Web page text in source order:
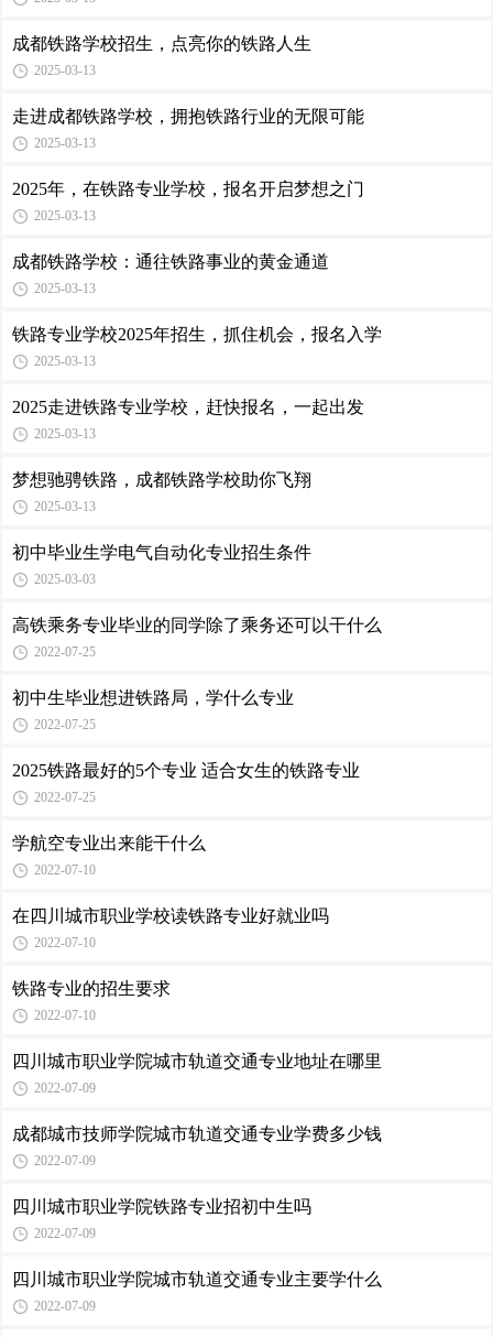
成都铁路学校招生，点亮你的铁路人生
2025-03-13
走进成都铁路学校，拥抱铁路行业的无限可能
2025-03-13
2025年，在铁路专业学校，报名开启梦想之门
2025-03-13
成都铁路学校：通往铁路事业的黄金通道
2025-03-13
铁路专业学校2025年招生，抓住机会，报名入学
2025-03-13
2025走进铁路专业学校，赶快报名，一起出发
2025-03-13
梦想驰骋铁路，成都铁路学校助你飞翔
2025-03-13
初中毕业生学电气自动化专业招生条件
2025-03-03
高铁乘务专业毕业的同学除了乘务还可以干什么
2022-07-25
初中生毕业想进铁路局，学什么专业
2022-07-25
2025铁路最好的5个专业 适合女生的铁路专业
2022-07-25
学航空专业出来能干什么
2022-07-10
在四川城市职业学校读铁路专业好就业吗
2022-07-10
铁路专业的招生要求
2022-07-10
四川城市职业学院城市轨道交通专业地址在哪里
2022-07-09
成都城市技师学院城市轨道交通专业学费多少钱
2022-07-09
四川城市职业学院铁路专业招初中生吗
2022-07-09
四川城市职业学院城市轨道交通专业主要学什么
2022-07-09